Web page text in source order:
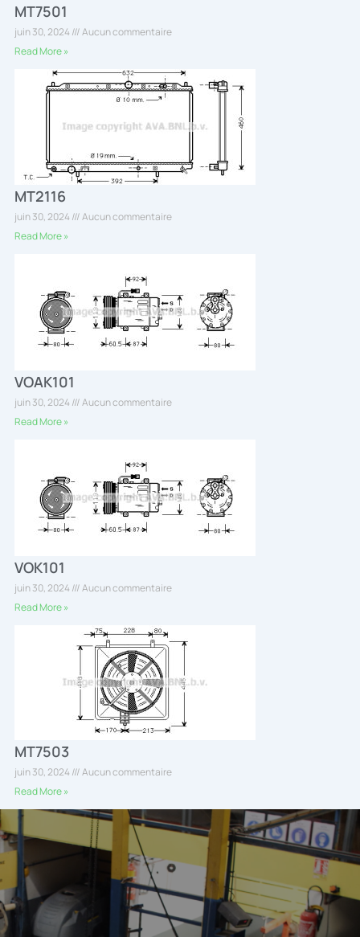
MT7501
juin 30, 2024
Aucun commentaire
Read More »
MT2116
juin 30, 2024
Aucun commentaire
Read More »
VOAK101
juin 30, 2024
Aucun commentaire
Read More »
VOK101
juin 30, 2024
Aucun commentaire
Read More »
MT7503
juin 30, 2024
Aucun commentaire
Read More »